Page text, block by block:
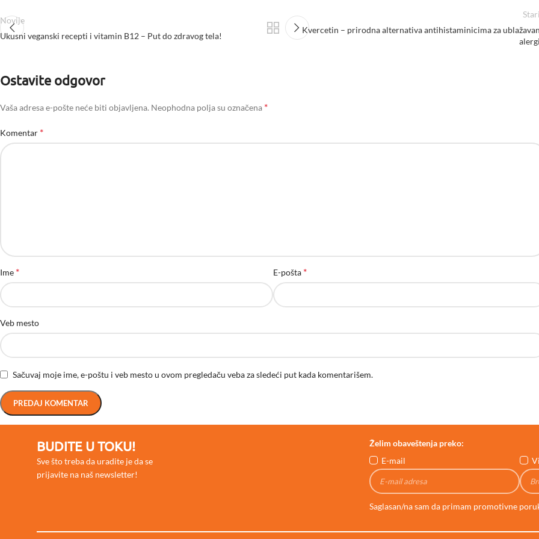
Novije
Ukusni veganski recepti i vitamin B12 – Put do zdravog tela!
Kvercetin – prirodna alternativa antihistaminicima za
Ostavite odgovor
Vaša adresa e-pošte neće biti objavljena. Neophodna polja su označena *
Komentar *
Ime * E-pošta *
Veb mesto
Sačuvaj moje ime, e-poštu i veb mesto u ovom pregledaču veba za sledeći put kada komentarišem.
BUDITE U TOKU!
Sve što treba da uradite je da se
prijavite na naš newsletter!
Želim obaveštenja preko:
E-mail
Saglasan/na sam da primam promotivne